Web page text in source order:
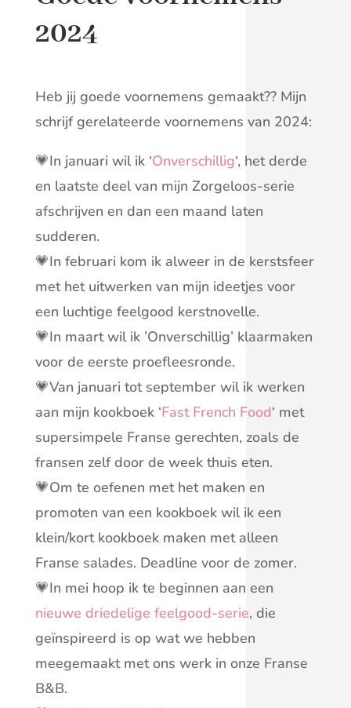
2024
Heb jij goede voornemens gemaakt?? Mijn
schrijf gerelateerde voornemens van 2024:
💗In januari wil ik ‘Onverschillig‘, het derde
en laatste deel van mijn Zorgeloos-serie
afschrijven en dan een maand laten
sudderen.
💗In februari kom ik alweer in de kerstsfeer
met het uitwerken van mijn ideetjes voor
een luchtige feelgood kerstnovelle.
💗In maart wil ik ’Onverschillig’ klaarmaken
voor de eerste proefleesronde.
💗Van januari tot september wil ik werken
aan mijn kookboek ‘Fast French Food‘ met
supersimpele Franse gerechten, zoals de
fransen zelf door de week thuis eten.
💗Om te oefenen met het maken en
promoten van een kookboek wil ik een
klein/kort kookboek maken met alleen
Franse salades. Deadline voor de zomer.
💗In mei hoop ik te beginnen aan een
nieuwe driedelige feelgood-serie, die
geïnspireerd is op wat we hebben
meegemaakt met ons werk in onze Franse
B&B.